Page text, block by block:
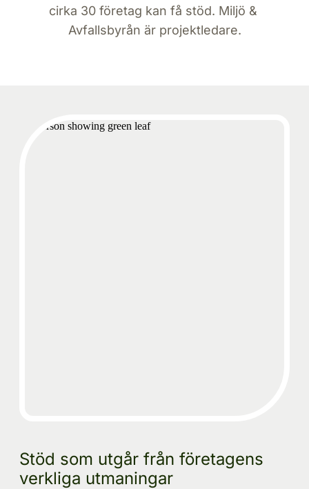
cirka 30 företag kan få stöd. Miljö &
Avfallsbyrån är projektledare.
Stöd som utgår från företagens
verkliga utmaningar